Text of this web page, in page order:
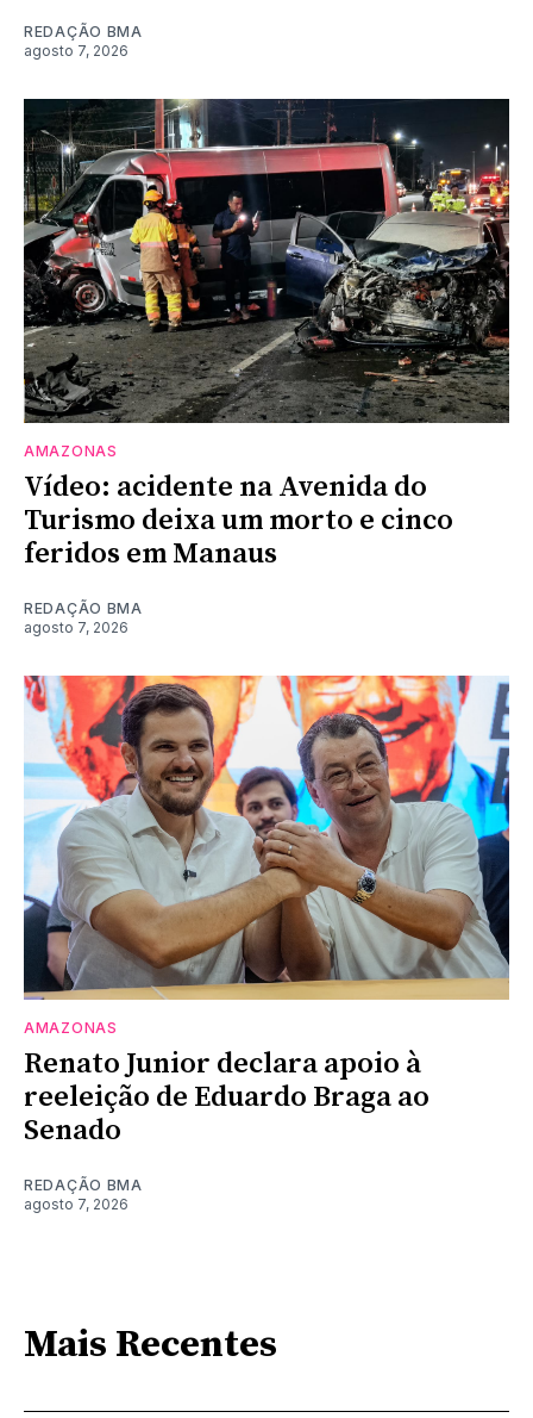
REDAÇÃO BMA
agosto 7, 2026
AMAZONAS
Vídeo: acidente na Avenida do
Turismo deixa um morto e cinco
feridos em Manaus
REDAÇÃO BMA
agosto 7, 2026
AMAZONAS
Renato Junior declara apoio à
reeleição de Eduardo Braga ao
Senado
REDAÇÃO BMA
agosto 7, 2026
Mais Recentes